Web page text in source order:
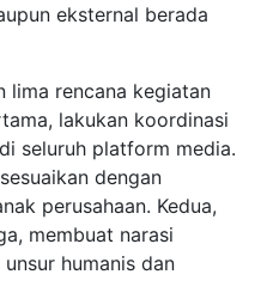
eksternal berada
lima rencana kegiatan
lakukan koordinasi
di seluruh platform media.
dengan
perusahaan. Kedua,
membuat narasi
humanis dan